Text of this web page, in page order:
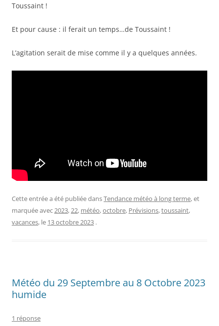
Toussaint !
Et pour cause : il ferait un temps…de Toussaint !
L’agitation serait de mise comme il y a quelques années.
Cette entrée a été publiée dansTendance météo à long terme, et
marquée avec2023,22, météo,octobre, Prévisions,toussaint,
vacances, le 13 octobre 2023 .
Météo du 29 Septembre au 8 Octobre 2023
humide
1 réponse